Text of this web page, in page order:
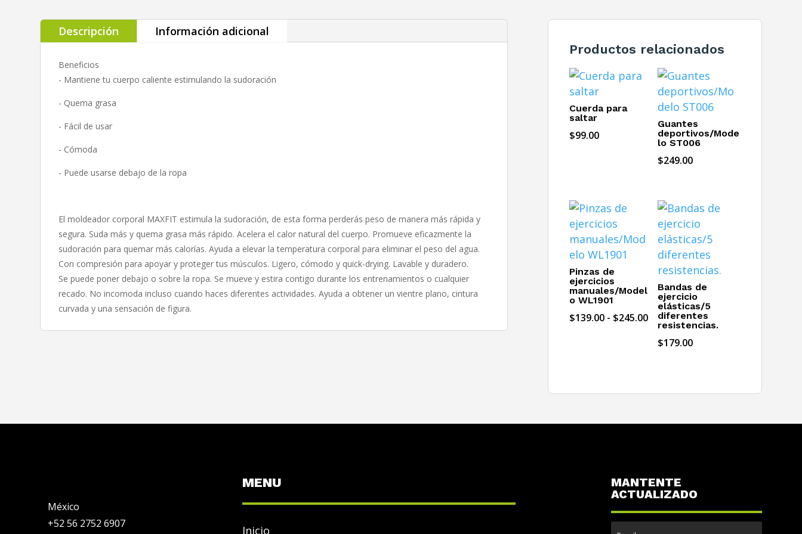
Descripción Información adicional
Beneficios
- Mantiene tu cuerpo caliente estimulando la sudoración
- Quema grasa
- Fácil de usar
- Cómoda
- Puede usarse debajo de la ropa
El moldeador corporal MAXFIT estimula la sudoración, de esta forma perderás peso de manera más rápida y
segura. Suda más y quema grasa más rápido. Acelera el calor natural del cuerpo. Promueve eficazmente la
sudoración para quemar más calorías. Ayuda a elevar la temperatura corporal para eliminar el peso del agua.
Con compresión para apoyar y proteger tus músculos. Ligero, cómodo y quick-drying. Lavable y duradero.
Se puede poner debajo o sobre la ropa. Se mueve y estira contigo durante los entrenamientos o cualquier
recado. No incomoda incluso cuando haces diferentes actividades. Ayuda a obtener un vientre plano, cintura
curvada y una sensación de figura.
Productos relacionados
Cuerda para
saltar
$99.00
Guantes
deportivos/Mode
lo ST006
$249.00
Pinzas de
ejercicios
manuales/Model
o WL1901
$139.00 - $245.00Rango
de
precios:
hasta
Bandas de
ejercicio
elásticas/5
diferentes
resistencias.
$179.00
México
+52 56 2752 6907
MENU
Inicio
MANTENTE
ACTUALIZADO